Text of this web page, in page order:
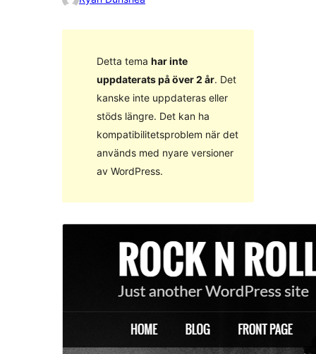
Detta tema har inte
uppdaterats på över 2 år. Det
kanske inte uppdateras eller
stöds längre. Det kan ha
kompatibilitetsproblem när det
används med nyare versioner
av WordPress.